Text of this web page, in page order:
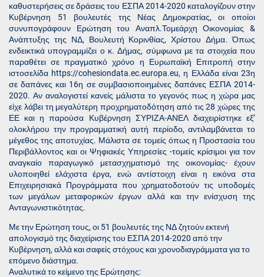
καθυστερήσεις σε δράσεις του ΕΣΠΑ 2014-2020 καταλογίζουν στην
Κυβέρνηση 51 βουλευτές της Νέας Δημοκρατίας, οι οποίοι
συνυπογράφουν Ερώτηση του Αναπλ.Τομεάρχη Οικονομίας &
Ανάπτυξης της ΝΔ, Βουλευτή Κορινθίας, Χρίστου Δήμα. Όπως
ενδεικτικά υπογραμμίζει ο κ. Δήμας, σύμφωνα με τα στοιχεία που
παραθέτει σε πραγματικό χρόνο η Ευρωπαϊκή Επιτροπή στην
ιστοσελίδα https://cohesiondata.ec.europa.eu, η Ελλάδα είναι 23η
σε δαπάνες και 16η σε συμβασιοποιημένες δαπάνες ΕΣΠΑ 2014-
2020. Αν αναλογιστεί κανείς μάλιστα το γεγονός πως η χώρα μας
είχε λάβει τη μεγαλύτερη προχρηματοδότηση από τις 28 χώρες της
ΕΕ και η παρούσα Κυβέρνηση ΣΥΡΙΖΑ-ΑΝΕΛ διαχειρίστηκε εξ’
ολοκλήρου την προγραμματική αυτή περίοδο, αντιλαμβάνεται το
μέγεθος της αποτυχίας. Μάλιστα σε τομείς όπως η Προστασία του
Περιβάλλοντος και οι Ψηφιακές Υπηρεσίες -τομείς κρίσιμοι για τον
αναγκαίο παραγωγικό μετασχηματισμό της οικονομίας- έχουν
υλοποιηθεί ελάχιστα έργα, ενώ αντίστοιχη είναι η εικόνα στα
Επιχειρησιακά Προγράμματα που χρηματοδοτούν τις υποδομές
των μεγάλων μεταφορικών έργων αλλά και την ενίσχυση της
Ανταγωνιστικότητας.
Με την Ερώτηση τους, οι 51 βουλευτές της ΝΔ ζητούν εκτενή
απολογισμό της διαχείρισης του ΕΣΠΑ 2014-2020 από την
Κυβέρνηση, αλλά και σαφείς στόχους και χρονοδιαγράμματα για το
επόμενο διάστημα.
Αναλυτικά το κείμενο της Ερώτησης: